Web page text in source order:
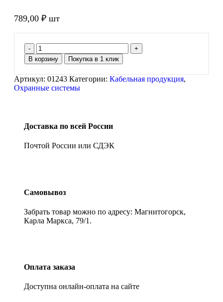
789,00 ₽ шт
В корзину Покупка в 1 клик
Артикул: 01243 Категории: Кабельная продукция,
Охранные системы
Доставка по всей России
Почтой России или СДЭК
Самовывоз
Забрать товар можно по адресу: Магнитогорск,
Карла Маркса, 79/1.
Оплата заказа
Доступна онлайн-оплата на сайте